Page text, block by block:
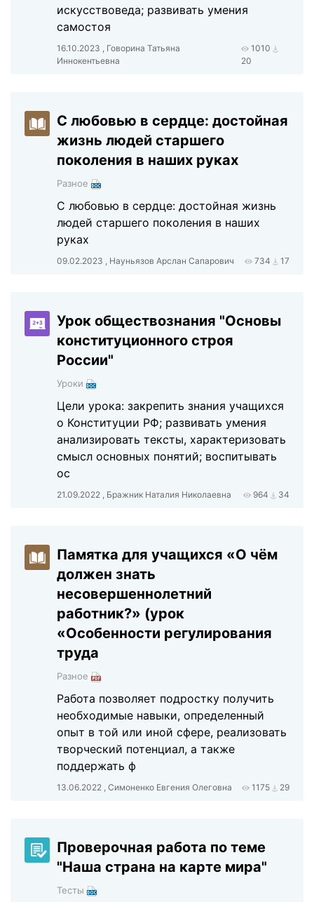
искусствоведа; развивать умения
самостоя
16.10.2023 , Говорина Татьяна
Иннокентьевна
1010
20
С любовью в сердце: достойная
жизнь людей старшего
поколения в наших руках
Разное
С любовью в сердце: достойная жизнь
людей старшего поколения в наших
руках
09.02.2023 , Науньязов Арслан Сапарович 734 17
Урок обществознания "Основы
конституционного строя
России"
Уроки
Цели урока: закрепить знания учащихся
о Конституции РФ; развивать умения
анализировать тексты, характеризовать
смысл основных понятий; воспитывать
ос
21.09.2022 , Бражник Наталия Николаевна 964 34
Памятка для учащихся «О чём
должен знать
несовершеннолетний
работник?» (урок
«Особенности регулирования
труда
Разное
Работа позволяет подростку получить
необходимые навыки, определенный
опыт в той или иной сфере, реализовать
творческий потенциал, а также
поддержать ф
13.06.2022 , Симоненко Евгения Олеговна 1175 29
Проверочная работа по теме
"Наша страна на карте мира"
Тесты